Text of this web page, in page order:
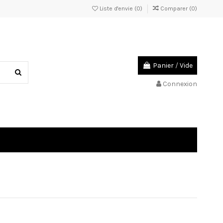
Liste d'envie (0) Comparer (0)
Panier /Vide
Connexion